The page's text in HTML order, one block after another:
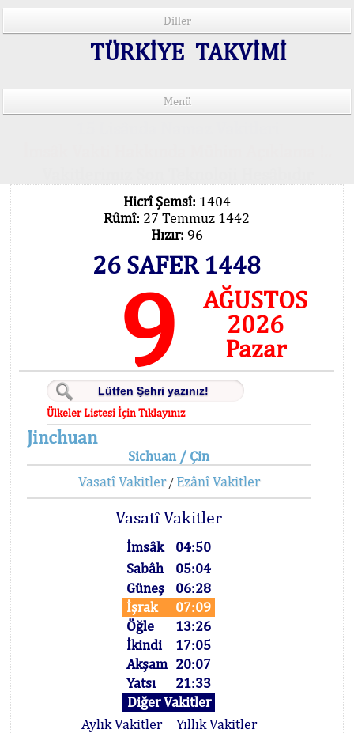
Diller
TÜRKİYE TAKVİMİ
Menü
Hicrî Şemsî: 1404
Rûmî: 27 Temmuz 1442
Hızır: 96
26 SAFER 1448
9
AĞUSTOS
2026
Pazar
Ülkeler Listesi İçin Tıklayınız
Jinchuan
Sichuan / Çin
Vasatî Vakitler/ Ezânî Vakitler
Vasatî Vakitler
İmsâk
04:50
Sabâh
05:04
Güneş
06:28
İşrak
07:09
Öğle
13:26
İkindi
17:05
Akşam 20:07
Yatsı
21:33
Diğer Vakitler
Aylık Vakitler
Yıllık Vakitler